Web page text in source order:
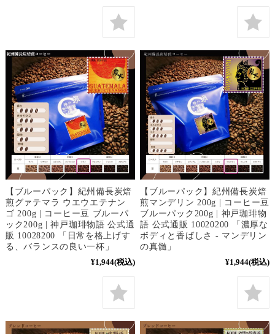
【ブルーパック】紀州備長炭焙
煎グァテマラ ウエウエテナン
ゴ 200g | コーヒー豆 ブルーパ
ック200g | 神戸珈琲物語 公式通
販 10028200 「日常を格上げす
る、バランスの良い一杯」
¥1,944(税込)
【ブルーパック】紀州備長炭焙
煎マンデリン 200g | コーヒー豆
ブルーパック200g | 神戸珈琲物
語 公式通販 10020200 「濃厚な
ボディと香ばしさ - マンデリン
の真髄」
¥1,944(税込)